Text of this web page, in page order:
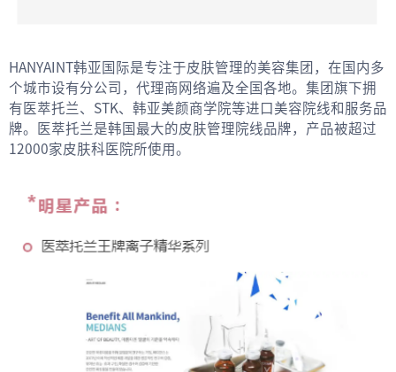
HANYAINT韩亚国际是专注于皮肤管理的美容集团，在国内多
个城市设有分公司，代理商网络遍及全国各地。集团旗下拥
有医萃托兰、STK、韩亚美颜商学院等进口美容院线和服务品
牌。医萃托兰是韩国最大的皮肤管理院线品牌，产品被超过
12000家皮肤科医院所使用。